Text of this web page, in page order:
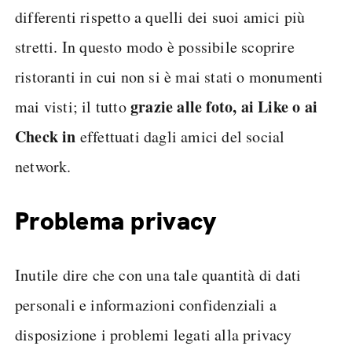
differenti rispetto a quelli dei suoi amici più
stretti. In questo modo è possibile scoprire
ristoranti in cui non si è mai stati o monumenti
mai visti; il tuttograzie alle foto, ai Like o ai
Check in effettuati dagli amici del social
network.
Problema privacy
Inutile dire che con una tale quantità di dati
personali e informazioni confidenziali a
disposizione i problemi legati alla privacy